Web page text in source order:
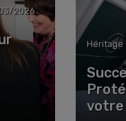
2026
Héritage
votre